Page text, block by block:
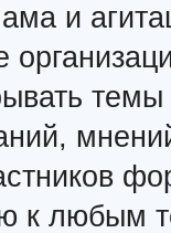
и
к любым